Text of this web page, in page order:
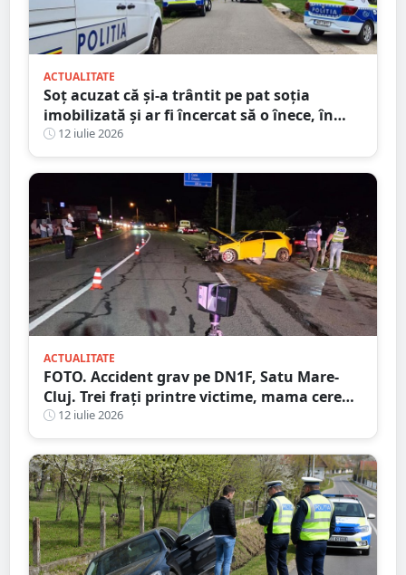
ACTUALITATE
Soț acuzat că și-a trântit pe pat soția
imobilizată și ar fi încercat să o înece, în
județul Satu Mare
12 iulie 2026
ACTUALITATE
FOTO. Accident grav pe DN1F, Satu Mare-
Cluj. Trei frați printre victime, mama cere
ajutorul martorilor
12 iulie 2026